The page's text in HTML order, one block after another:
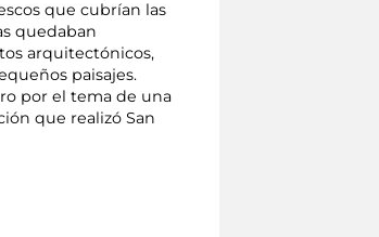
que cubrían las
quedaban
arquitectónicos,
paisajes.
por el tema de una
que realizó San